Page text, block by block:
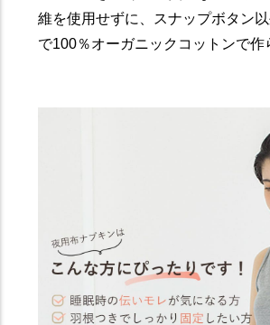
維を使用せずに、スナップボタン
で100％オーガニックコットンで作